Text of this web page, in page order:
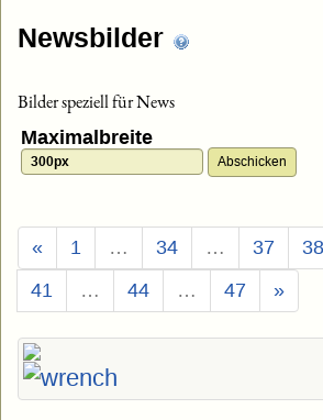
Newsbilder
Bilder speziell für News
Maximalbreite
« 1 … 34 … 37 38
41
… 44 … 47 »